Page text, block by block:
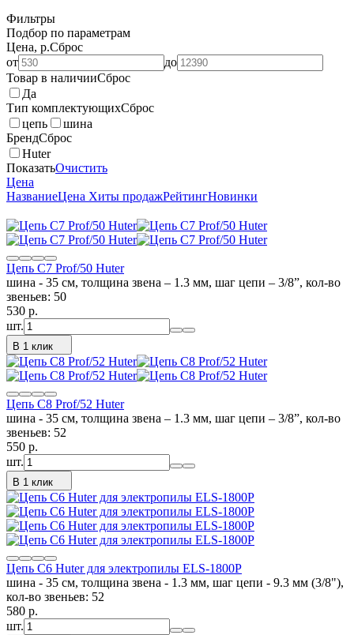
Фильтры
Подбор по параметрам
Цена, р.Сброс
от
до
Товар в наличииСброс
Да
Тип комплектующихСброс
цепь
шина
БрендСброс
Huter
ПоказатьОчистить
Цена
НазваниеЦена Хиты продажРейтингНовинки
Цепь С7 Prof/50 Huter
шина - 35 см, толщина звена – 1.3 мм, шаг цепи – 3/8”, кол-во
звеньев: 50
530 p.
шт.
В 1 клик
Цепь С8 Prof/52 Huter
шина - 35 см, толщина звена – 1.3 мм, шаг цепи – 3/8”, кол-во
звеньев: 52
550 p.
шт.
В 1 клик
Цепь C6 Huter для электропилы ELS-1800P
шина - 35 см, толщина звена - 1.3 мм, шаг цепи - 9.3 мм (3/8"),
кол-во звеньев: 52
580 p.
шт.